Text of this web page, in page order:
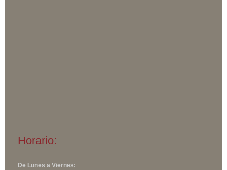
Horario:
De Lunes a Viernes: